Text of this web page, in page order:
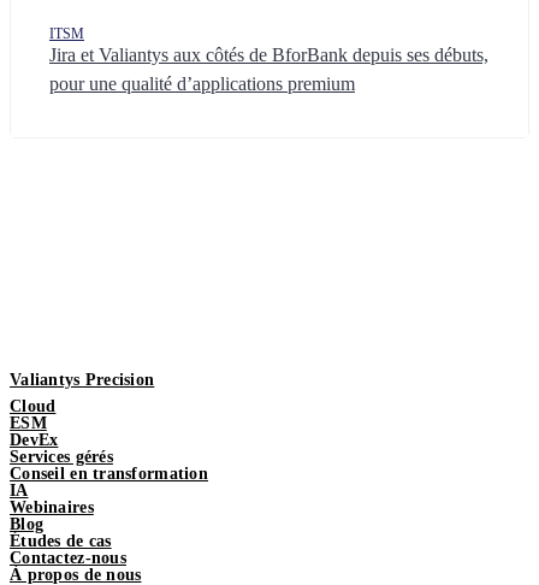
ITSM
Jira et Valiantys aux côtés de BforBank depuis ses débuts,
pour une qualité d’applications premium
Valiantys Precision
Cloud
ESM
DevEx
Services gérés
Conseil en transformation
IA
Webinaires
Blog
Études de cas
Contactez-nous
À propos de nous